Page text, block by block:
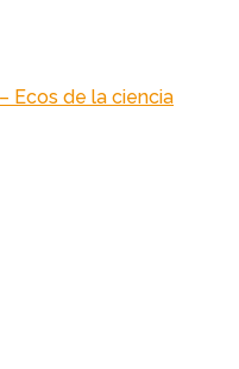
Ecos de la ciencia